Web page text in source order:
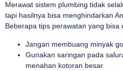
Merawat sistem plumbing tidak
tapi hasilnya bisa menghindarkan
Beberapa tips perawatan yang bisa
Jangan membuang minyak
Gunakan saringan pada
menahan kotoran besar.